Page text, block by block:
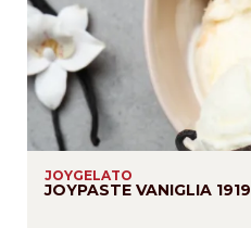
JOYGELATO
JOYPASTE VANIGLIA 1919